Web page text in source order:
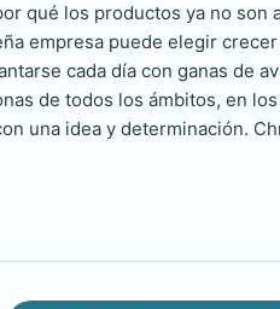
qué los productos ya no
empresa puede elegir
cada día con ganas de
de todos los ámbitos, en
una idea y determinación.